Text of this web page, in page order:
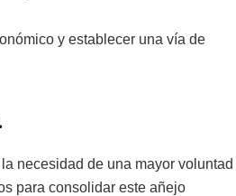
y establecer una vía de
necesidad de una mayor voluntad
para consolidar este añejo